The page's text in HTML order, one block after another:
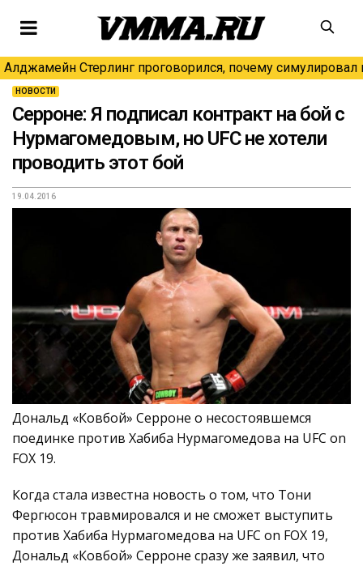
Алджамейн Стерлинг проговорился, почему симулировал
НОВОСТИ
Серроне: Я подписал контракт на бой с
Нурмагомедовым, но UFC не хотели
проводить этот бой
19.04.2016
Дональд «Ковбой» Серроне о несостоявшемся
поединке против Хабиба Нурмагомедова на UFC on
FOX 19.
Когда стала известна новость о том, что Тони
Фергюсон травмировался и не сможет выступить
против Хабиба Нурмагомедова на UFC on FOX 19,
Дональд «Ковбой» Серроне сразу же заявил, что